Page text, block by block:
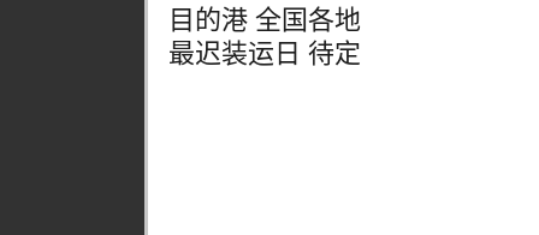
目的港 全国各地
最迟装运日 待定